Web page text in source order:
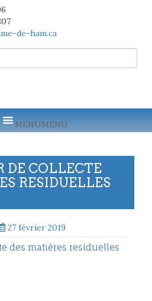
de-ham.ca
MENUMENU
DE COLLECTE
RESIDUELLES
27 février 2019
des matières residuelles